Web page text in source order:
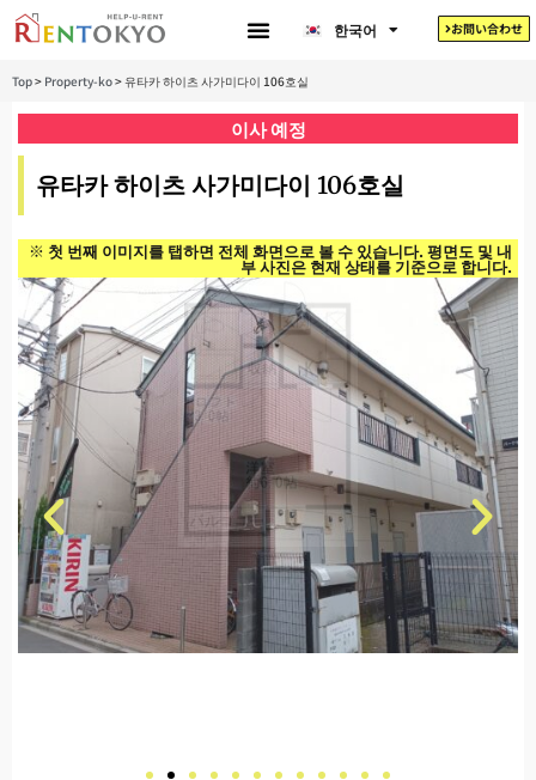
한국어
日本語
お問い合わせ
Top> Property-ko>유타카 하이츠 사가미다이 106호실
유타카 하이츠 사가미다이 106호실
이사 예정
※ 첫 번째 이미지를 탭하면 전체 화면으로 볼 수 있습니다. 평면도 및 내
부 사진은 현재 상태를 기준으로 합니다.